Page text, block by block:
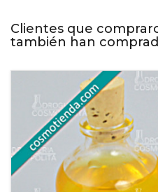
Clientes que
también han